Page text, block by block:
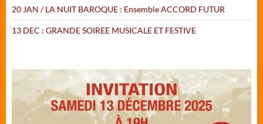
20 JAN / LA NUIT BAROQUE : Ensemble ACCORD FUTUR
13 DEC : GRANDE SOIREE MUSICALE ET FESTIVE